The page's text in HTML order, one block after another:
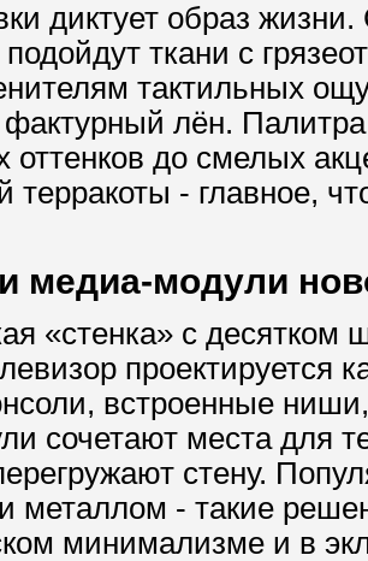
диктует образ
ткани с
тактильных
лён.
оттенков до смелых
терракоты - главное,
медиа-модули
«стенка» с
проектируется
встроенные
сочетают места для
стену.
металлом - такие
минимализме и в